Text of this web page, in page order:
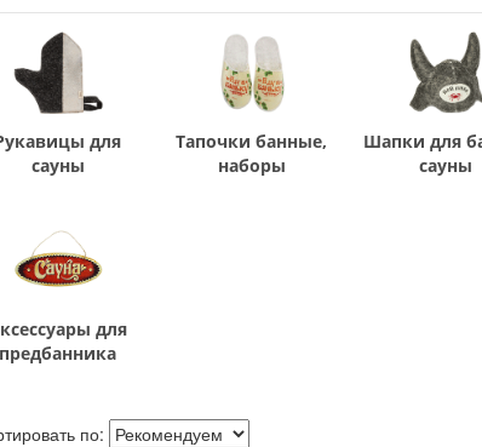
для
сауны
Тапочки банные,
наборы
Шапки для
сауны
для
предбанника
по: